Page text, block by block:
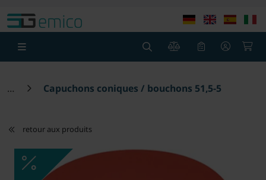
Capuchons coniques / bouchons 51,5-54,1
retour aux produits